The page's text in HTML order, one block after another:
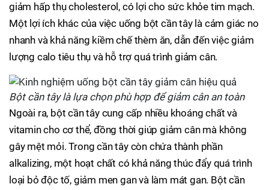
giảm hấp thụ cholesterol, có lợi cho sức khỏe tim mạch.
Một lợi ích khác của việc uống bột cần tây là cảm giác no
nhanh và khả năng kiềm chế thèm ăn, dẫn đến việc giảm
lượng calo tiêu thụ và hỗ trợ quá trình giảm cân.
Bột cần tây là lựa chọn phù hợp để giảm cân an toàn
Ngoài ra, bột cần tây cung cấp nhiều khoáng chất và
vitamin cho cơ thể, đồng thời giúp giảm cân mà không
gây mệt mỏi. Trong cần tây còn chứa thành phần
alkalizing, một hoạt chất có khả năng thúc đẩy quá trình
loại bỏ độc tố, giảm men gan và làm mát gan. Bột cần